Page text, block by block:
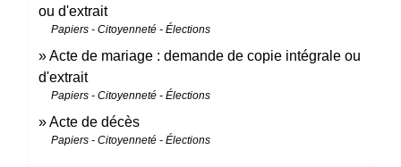
ou d'extrait
Papiers - Citoyenneté - Élections
Acte de mariage : demande de copie intégrale ou
d'extrait
Papiers - Citoyenneté - Élections
Acte de décès
Papiers - Citoyenneté - Élections